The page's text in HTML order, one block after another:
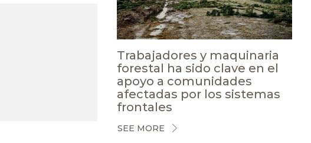
Trabajadores y maquinaria
forestal ha sido clave en el
apoyo a comunidades
afectadas por los sistemas
frontales
SEE MORE